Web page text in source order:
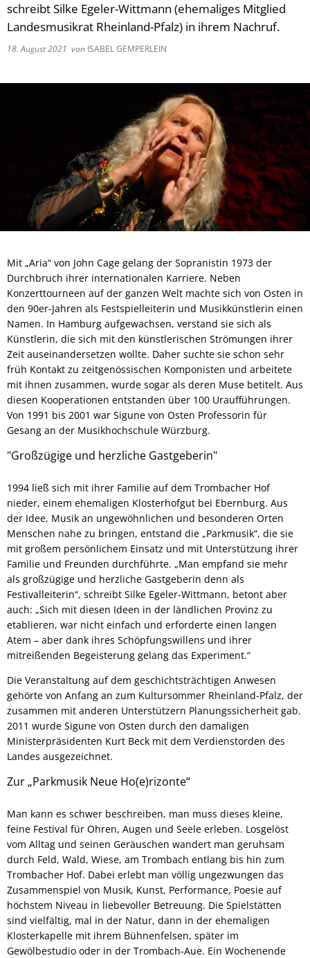
schreibt Silke Egeler-Wittmann (ehemaliges Mitglied
Landesmusikrat Rheinland-Pfalz) in ihrem Nachruf.
18. August 2021 von ISABEL GEMPERLEIN
Mit „Aria“ von John Cage gelang der Sopranistin 1973 der
Durchbruch ihrer internationalen Karriere. Neben
Konzerttourneen auf der ganzen Welt machte sich von Osten in
den 90er-Jahren als Festspielleiterin und Musikkünstlerin einen
Namen. In Hamburg aufgewachsen, verstand sie sich als
Künstlerin, die sich mit den künstlerischen Strömungen ihrer
Zeit auseinandersetzen wollte. Daher suchte sie schon sehr
früh Kontakt zu zeitgenössischen Komponisten und arbeitete
mit ihnen zusammen, wurde sogar als deren Muse betitelt. Aus
diesen Kooperationen entstanden über 100 Uraufführungen.
Von 1991 bis 2001 war Sigune von Osten Professorin für
Gesang an der Musikhochschule Würzburg.
"Großzügige und herzliche Gastgeberin"
1994 ließ sich mit ihrer Familie auf dem Trombacher Hof
nieder, einem ehemaligen Klosterhofgut bei Ebernburg. Aus
der Idee, Musik an ungewöhnlichen und besonderen Orten
Menschen nahe zu bringen, entstand die „Parkmusik“, die sie
mit großem persönlichem Einsatz und mit Unterstützung ihrer
Familie und Freunden durchführte. „Man empfand sie mehr
als großzügige und herzliche Gastgeberin denn als
Festivalleiterin“, schreibt Silke Egeler-Wittmann, betont aber
auch: „Sich mit diesen Ideen in der ländlichen Provinz zu
etablieren, war nicht einfach und erforderte einen langen
Atem – aber dank ihres Schöpfungswillens und ihrer
mitreißenden Begeisterung gelang das Experiment.“
Die Veranstaltung auf dem geschichtsträchtigen Anwesen
gehörte von Anfang an zum Kultursommer Rheinland-Pfalz, der
zusammen mit anderen Unterstützern Planungssicherheit gab.
2011 wurde Sigune von Osten durch den damaligen
Ministerpräsidenten Kurt Beck mit dem Verdienstorden des
Landes ausgezeichnet.
Zur „Parkmusik Neue Ho(e)rizonte“
Man kann es schwer beschreiben, man muss dieses kleine,
feine Festival für Ohren, Augen und Seele erleben. Losgelöst
vom Alltag und seinen Geräuschen wandert man geruhsam
durch Feld, Wald, Wiese, am Trombach entlang bis hin zum
Trombacher Hof. Dabei erlebt man völlig ungezwungen das
Zusammenspiel von Musik, Kunst, Performance, Poesie auf
höchstem Niveau in liebevoller Betreuung. Die Spielstätten
sind vielfältig, mal in der Natur, dann in der ehemaligen
Klosterkapelle mit ihrem Bühnenfelsen, später im
Gewölbestudio oder in der Trombach-Aue. Ein Wochenende